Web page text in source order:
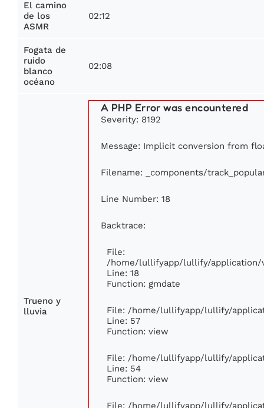
El camino
de los
ASMR
02:12
Fogata de
ruido
blanco
océano
02:08
Trueno y
lluvia
A PHP Error was encountered
Severity: 8192
Message: Implicit conversion from
Filename: _components/
Line Number: 18
Backtrace:
File:
/home/lullifyapp/lullify/application/
Line: 18
Function: gmdate
File: /home/lullifyapp/lullify/
Line: 57
Function: view
File: /home/lullifyapp/lullify/
Line: 54
Function: view
File: /home/lullifyapp/lullify/